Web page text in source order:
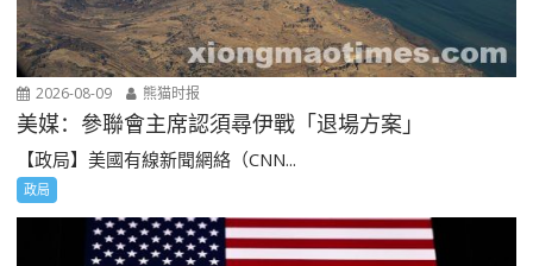
2026-08-09 熊猫时报
美媒：參聯會主席認須尋伊戰「退場方案」
【政局】美國有線新聞網絡（CNN...
政局